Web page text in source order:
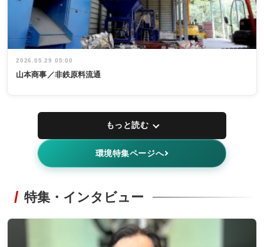
2026.05.29 05:00
山本商事／非鉄原料流通
もっと読む
環境特集ページへ
特集・インタビュー